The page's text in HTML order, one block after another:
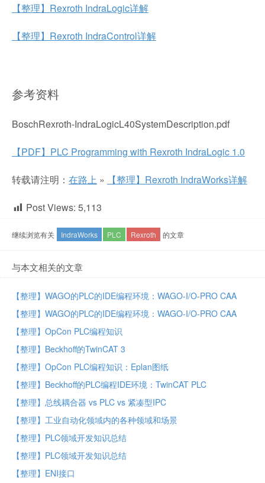
【整理】Rexroth IndraLogic详解
【整理】Rexroth IndraControl详解
参考资料
BoschRexroth-IndraLogicL40SystemDescription.pdf
【PDF】PLC Programming with Rexroth IndraLogic 1.0
转载请注明： 在路上 » 【整理】Rexroth IndraWorks详解
Post Views: 5,113
继续浏览有关 IndraWorks PLC Rexroth 的文章
与本文相关的文章
【整理】WAGO的PLC的IDE编程环境：WAGO-I/O-PRO CAA
【整理】WAGO的PLC的IDE编程环境：WAGO-I/O-PRO CAA
【整理】OpCon PLC编程知识
【整理】Beckhoff的TwinCAT 3
【整理】OpCon PLC编程知识：Eplan图纸
【整理】Beckhoff的PLC编程IDE环境：TwinCAT PLC
【整理】总线耦合器 vs PLC vs 紧凑型IPC
【整理】工业自动化领域内的各种领域和场景
【整理】PLC领域开发知识总结
【整理】PLC领域开发知识总结
【整理】ENI接口